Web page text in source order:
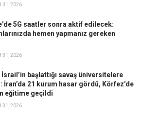
31, 2026
5G saatler sonra aktif edilecek:
hemen yapmanız gereken
31, 2026
İsrail’in başlattığı savaş üniversitelere
İran’da 21 kurum hasar gördü, Körfez’de
eğitime geçildi
31, 2026